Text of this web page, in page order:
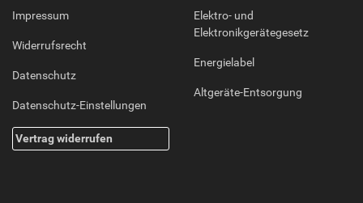
Impressum
Widerrufsrecht
Datenschutz
Datenschutz-Einstellungen
Vertrag widerrufen
Elektro- und
Elektronikgerätegesetz
Energielabel
Altgeräte-Entsorgung